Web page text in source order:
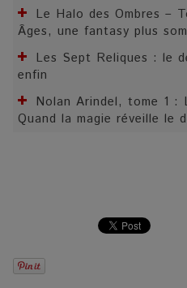
Le Halo des Ombres –
Âges, une fantasy plus
Les Sept Reliques : le
enfin
Nolan Arindel, tome 1 :
Quand la magie réveille le